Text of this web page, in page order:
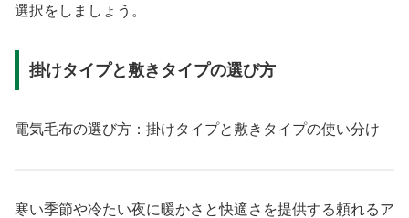
選択をしましょう。
掛けタイプと敷きタイプの選び方
電気毛布の選び方：掛けタイプと敷きタイプの使い分け
寒い季節や冷たい夜に暖かさと快適さを提供する頼れるア